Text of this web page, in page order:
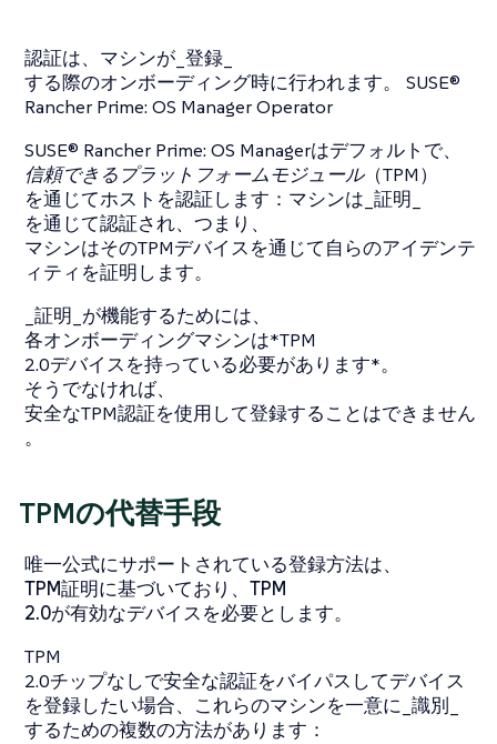
認証は、マシンが_登録_
する際のオンボーディング時に行われます。 SUSE®
Rancher Prime: OS Manager Operator
SUSE® Rancher Prime: OS Managerはデフォルトで、
信頼できるプラットフォームモジュール（TPM）
を通じてホストを認証します：マシンは_証明_
を通じて認証され、つまり、
マシンはそのTPMデバイスを通じて自らのアイデンテ
ィティを証明します。
_証明_が機能するためには、
各オンボーディングマシンは*TPM
2.0デバイスを持っている必要があります*。
そうでなければ、
安全なTPM認証を使用して登録することはできません
。
TPMの代替手段
唯一公式にサポートされている登録方法は、
TPM証明に基づいており、TPM
2.0が有効なデバイスを必要とします。
TPM
2.0チップなしで安全な認証をバイパスしてデバイス
を登録したい場合、これらのマシンを一意に_識別_
するための複数の方法があります：